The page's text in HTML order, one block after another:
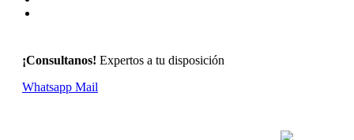
¡Consultanos! Expertos a tu disposición
Whatsapp Mail